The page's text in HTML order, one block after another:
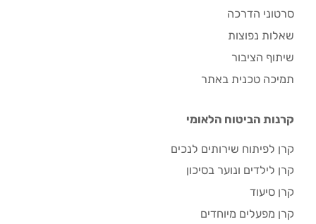
סרטוני הדרכה
שאלות נפוצות
שיתוף הציבור
תמיכה טכנית באתר
קרנות הביטוח הלאומי
קרן לפיתוח שירותים לנכים
קרן לילדים ונוער בסיכון
קרן סיעוד
קרן מפעלים מיוחדים